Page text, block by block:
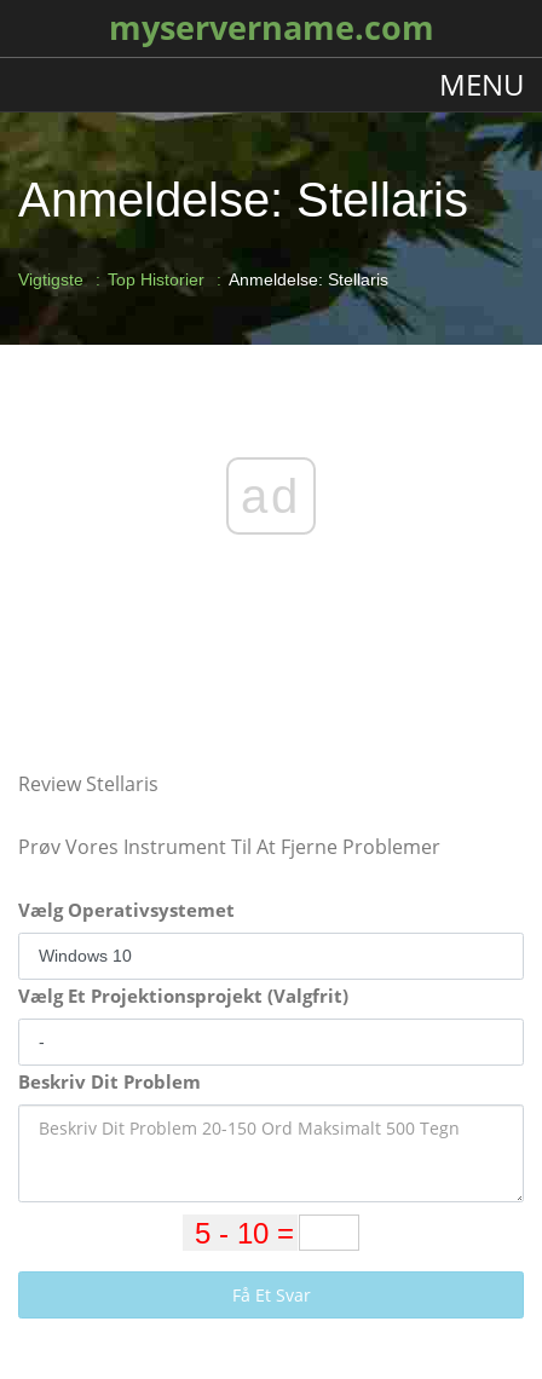
myservername.com
MENU
Anmeldelse: Stellaris
Vigtigste Top Historier Anmeldelse: Stellaris
ad
Review Stellaris
Prøv Vores Instrument Til At Fjerne Problemer
Vælg Operativsystemet
Vælg Et Projektionsprojekt (Valgfrit)
Beskriv Dit Problem
Få Et Svar